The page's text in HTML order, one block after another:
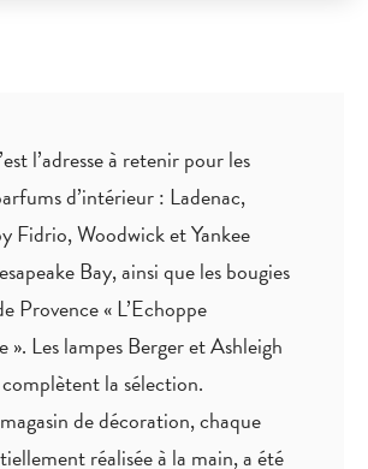
l’adresse à retenir pour les
d’intérieur : Ladenac,
Fidrio, Woodwick et Yankee
Bay, ainsi que les bougies
Provence « L’Echoppe
». Les lampes Berger et Ashleigh
la sélection.
de décoration, chaque
réalisée à la main, a été